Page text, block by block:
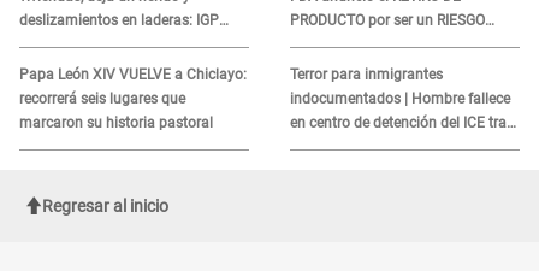
deslizamientos en laderas: IGP
alerta sobre posibles réplicas
Papa León XIV VUELVE a Chiclayo:
recorrerá seis lugares que
marcaron su historia pastoral
PRODUCTO por ser un RIESGO
MORTAL para consumidores: ¿Cuál
es?
Terror para inmigrantes
indocumentados | Hombre fallece
en centro de detención del ICE tras
sufrir una "emergencia médica"
Regresar al inicio